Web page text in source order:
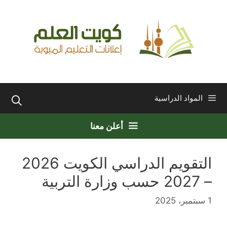
المواد الدراسية
أعلن معنا
التقويم الدراسي الكويت 2026
– 2027 حسب وزارة التربية
1 سبتمبر، 2025